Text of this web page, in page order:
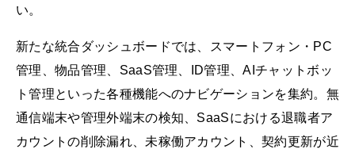
い。
新たな統合ダッシュボードでは、スマートフォン・PC
管理、物品管理、SaaS管理、ID管理、AIチャットボッ
ト管理といった各種機能へのナビゲーションを集約。無
通信端末や管理外端末の検知、SaaSにおける退職者ア
カウントの削除漏れ、未稼働アカウント、契約更新が近